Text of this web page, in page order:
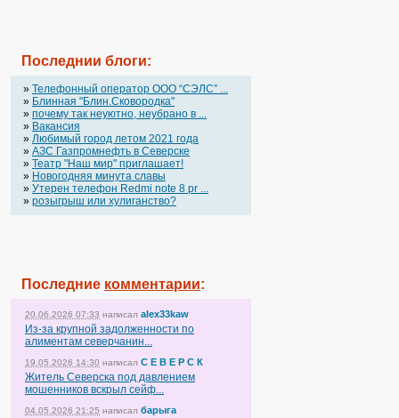
Последнии блоги:
» Телефонный оператор OOO “СЭЛС” ...
» Блинная "Блин.Сковородка"
» почему так неуютно, неубрано в ...
» Вакансия
» Любимый город летом 2021 года
» АЗС Газпромнефть в Северске
» Театр "Наш мир" приглашает!
» Новогодняя минута славы
» Утерен телефон Redmi note 8 pr ...
» розыгрыш или хулиганство?
Последние комментарии:
20.06.2026 07:33 написал alex33kaw
Из-за крупной задолженности по
алиментам северчанин...
19.05.2026 14:30 написал С Е В Е Р С К
Житель Северска под давлением
мошенников вскрыл сейф...
04.05.2026 21:25 написал барыга